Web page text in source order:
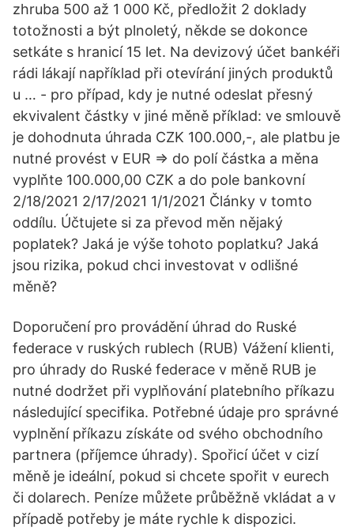
zhruba 500 až 1 000 Kč, předložit 2 doklady
totožnosti a být plnoletý, někde se dokonce
setkáte s hranicí 15 let. Na devizový účet bankéři
rádi lákají například při otevírání jiných produktů
u … - pro případ, kdy je nutné odeslat přesný
ekvivalent částky v jiné měně příklad: ve smlouvě
je dohodnuta úhrada CZK 100.000,-, ale platbu je
nutné provést v EUR => do polí částka a měna
vyplňte 100.000,00 CZK a do pole bankovní
2/18/2021 2/17/2021 1/1/2021 Články v tomto
oddílu. Účtujete si za převod měn nějaký
poplatek? Jaká je výše tohoto poplatku? Jaká
jsou rizika, pokud chci investovat v odlišné
měně?
Doporučení pro provádění úhrad do Ruské
federace v ruských rublech (RUB) Vážení klienti,
pro úhrady do Ruské federace v měně RUB je
nutné dodržet při vyplňování platebního příkazu
následující specifika. Potřebné údaje pro správné
vyplnění příkazu získáte od svého obchodního
partnera (příjemce úhrady). Spořicí účet v cizí
měně je ideální, pokud si chcete spořit v eurech
či dolarech. Peníze můžete průběžně vkládat a v
případě potřeby je máte rychle k dispozici.